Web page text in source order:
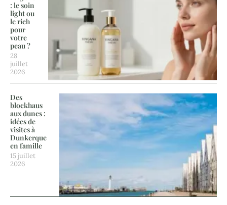
: le soin
light ou
le rich
pour
votre
peau ?
28
juillet
2026
Des
blockhaus
aux dunes :
idées de
visites à
Dunkerque
en famille
15 juillet
2026